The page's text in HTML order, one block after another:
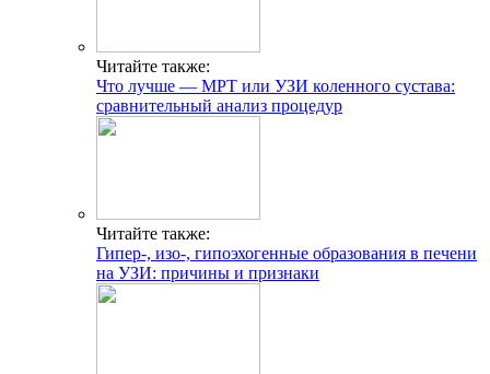
Читайте также:
Что лучше — МРТ или УЗИ коленного сустава:
сравнительный анализ процедур
Читайте также:
Гипер-, изо-, гипоэхогенные образования в печени
на УЗИ: причины и признаки